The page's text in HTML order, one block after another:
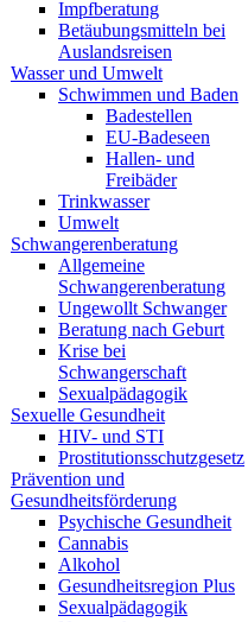
Impfberatung
Betäubungsmitteln bei
Auslandsreisen
Wasser und Umwelt
Schwimmen und Baden
Badestellen
EU-Badeseen
Hallen- und
Freibäder
Trinkwasser
Umwelt
Schwangerenberatung
Allgemeine
Schwangerenberatung
Ungewollt Schwanger
Beratung nach Geburt
Krise bei
Schwangerschaft
Sexualpädagogik
Sexuelle Gesundheit
HIV- und STI
Prostitutionsschutzgesetz
Prävention und
Gesundheitsförderung
Psychische Gesundheit
Cannabis
Alkohol
Gesundheitsregion Plus
Sexualpädagogik